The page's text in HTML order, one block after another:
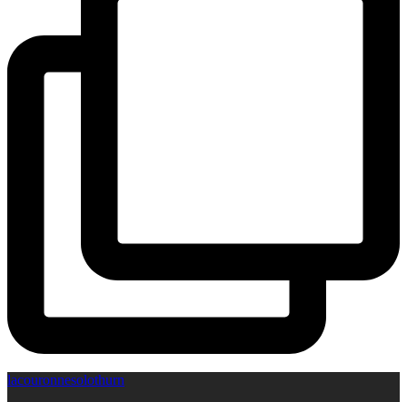
lacouronnesolothurn